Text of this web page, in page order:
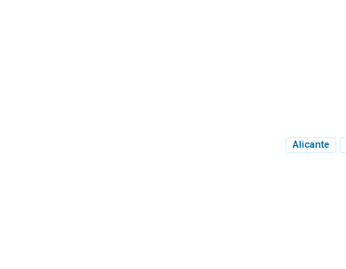
Alicante